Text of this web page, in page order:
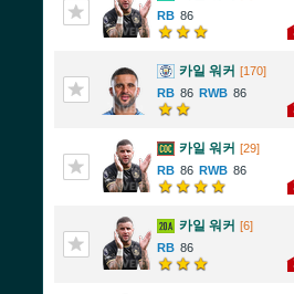
86
카일 워커 [170]
86
86
카일 워커 [29]
86
86
카일 워커 [6]
86